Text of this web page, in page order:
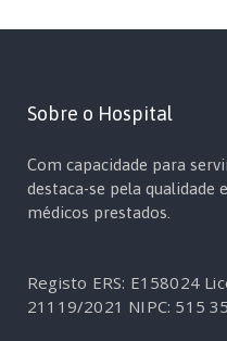
Sobre o Hospital
Com capacidade para
destaca-se pela qualidade
médicos prestados.
Registo ERS: E158024
21119/2021 NIPC: 515